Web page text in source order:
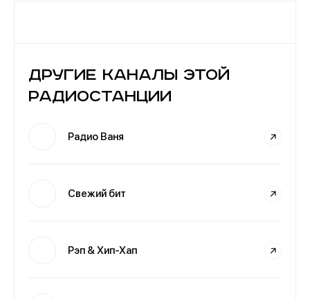
Другие каналы этой
радиостанции
Радио Ваня
Свежий бит
Рэп & Хип-Хап